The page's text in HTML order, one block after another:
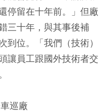
停留在十年前。」但廠
三十年，與其事後補
到位。「我們（技術）
讓員工跟國外技術者交
巡廠